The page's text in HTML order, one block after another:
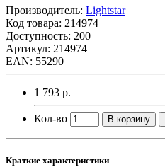
Производитель: Lightstar
Код товара: 214974
Доступность: 200
Артикул: 214974
EAN: 55290
1 793 р.
Кол-во В корзину
Краткие характеристики